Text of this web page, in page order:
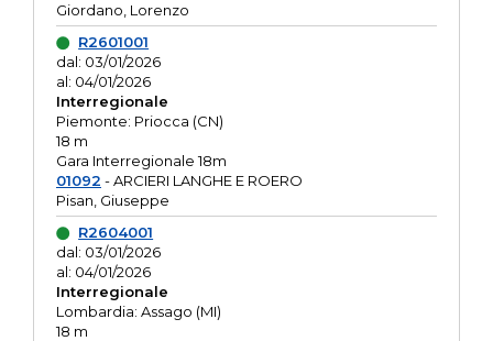
Giordano, Lorenzo
R2601001
dal: 03/01/2026
al: 04/01/2026
Interregionale
Piemonte: Priocca (CN)
18 m
Gara Interregionale 18m
01092 - ARCIERI LANGHE E ROERO
Pisan, Giuseppe
R2604001
dal: 03/01/2026
al: 04/01/2026
Interregionale
Lombardia: Assago (MI)
18 m